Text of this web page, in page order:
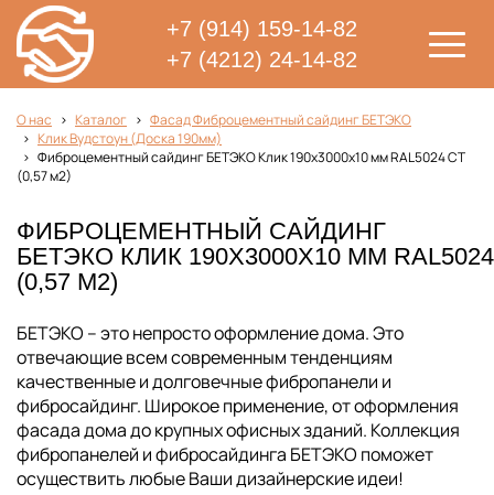
+7 (914) 159-14-82
+7 (4212) 24-14-82
О нас Каталог
Фасад Фиброцементный сайдинг БЕТЭКО
Клик Вудстоун (Доска 190мм)
Фиброцементный сайдинг БЕТЭКО Клик 190х3000х10 мм RAL5024 СТ
(0,57 м2)
ФИБРОЦЕМЕНТНЫЙ САЙДИНГ
БЕТЭКО КЛИК 190Х3000Х10 ММ
(0,57 М2)
БЕТЭКО – это непросто оформление дома. Это
отвечающие всем современным тенденциям
качественные и долговечные фибропанели и
фибросайдинг. Широкое применение, от оформления
фасада дома до крупных офисных зданий. Коллекция
фибропанелей и фибросайдинга БЕТЭКО поможет
осуществить любые Ваши дизайнерские идеи!